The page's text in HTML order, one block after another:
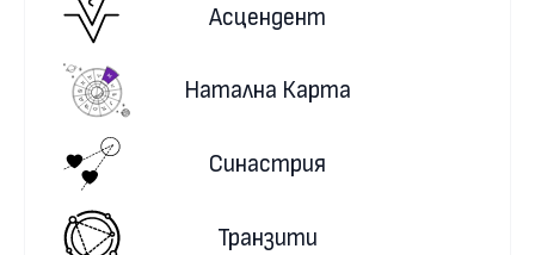
Асцендент
Натална Карта
Синастрия
Транзити